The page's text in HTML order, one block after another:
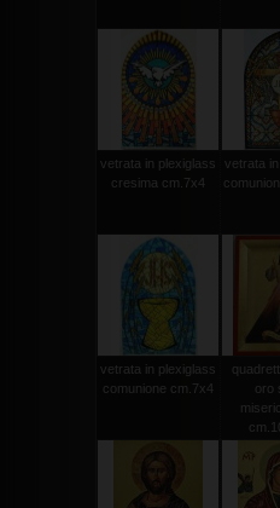
vetrata in plexiglass
cresima cm.7x4
vetrata
vetrata in plexiglass
comunione cm.7x4
oro